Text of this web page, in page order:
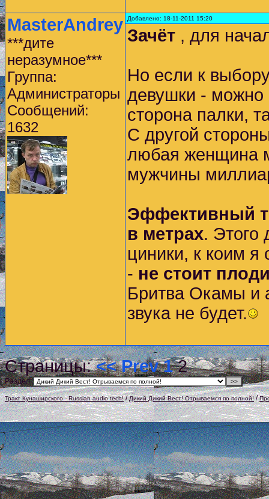
MasterAndrey
***дите
неразумное***
Группа:
Администраторы
Сообщений:
1632
Добавлено: 18-11-2011 15:20
Зачёт , для
Но если к
девушки - можно
сторона палки,
С другой
любая женщина
мужчины
Эффективный
в метрах. Этого
циники, к коим я
- не стоит
Бритва Окамы и
звука не будет.
Страницы:<< Prev 1 2
Раздел:
Тракт Кунаширского - Russian audio tech!/Дикий Дикий Вест! Отрываемся по полной!/